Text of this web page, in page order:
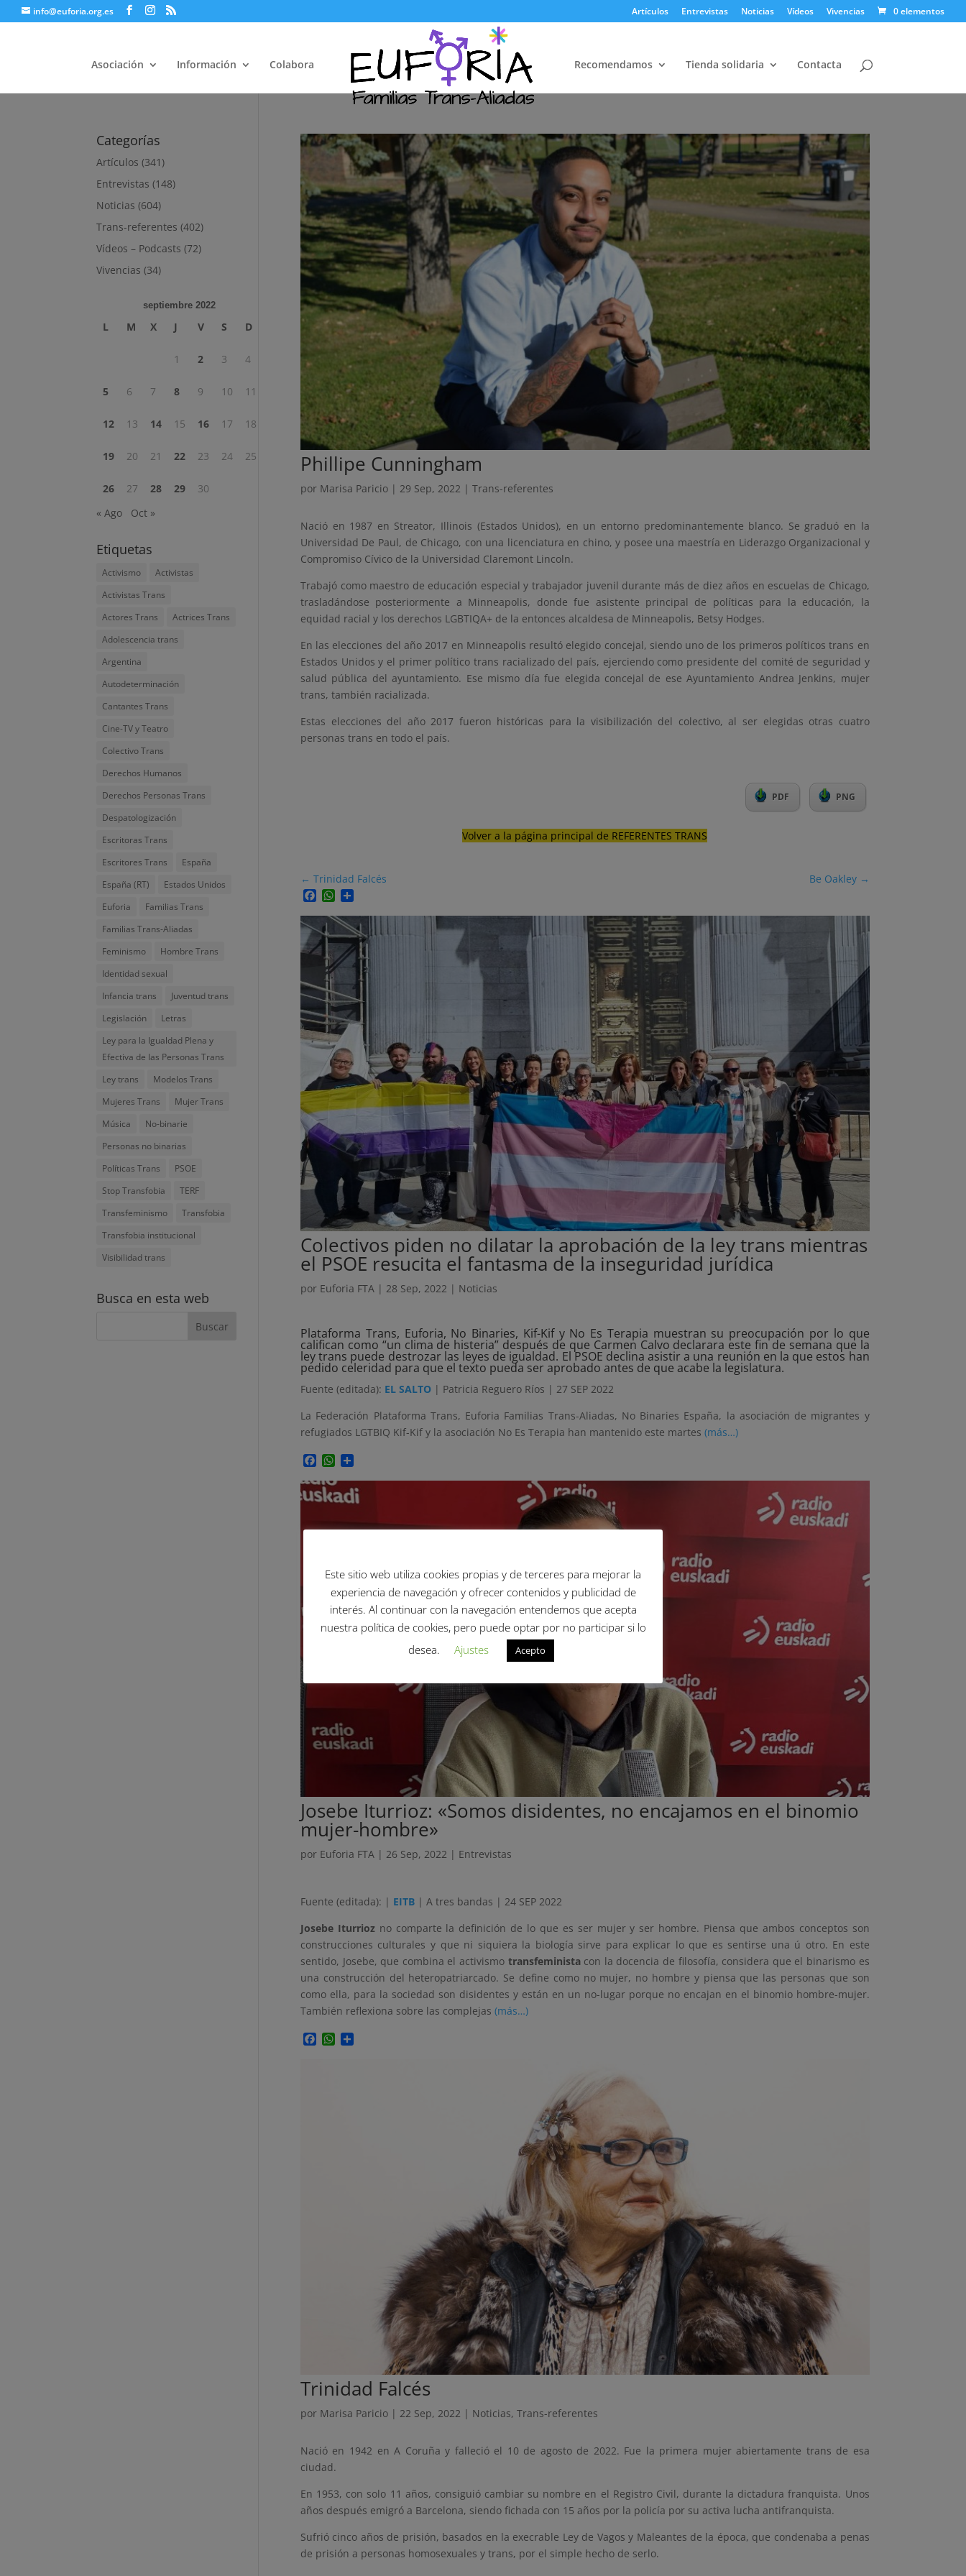
info@euforia.org.es Artículos Entrevistas Noticias Vídeos Vivencias 0 elementos
Asociación Información Colabora Recomendamos Tienda solidaria Contacta
Phillipe Cunningham
por Marisa Paricio| 29 Sep, 2022 | Trans-referentes
Nació en 1987 en Streator, Illinois (Estados Unidos), en un entorno predominantemente blanco. Se graduó en la
Universidad De Paul, de Chicago, con una licenciatura en chino, y posee una maestría en Liderazgo Organizacional y
Compromiso Cívico de la Universidad Claremont Lincoln.
Trabajó como maestro de educación especial y trabajador juvenil durante más de diez años en escuelas de Chicago,
trasladándose posteriormente a Minneapolis, donde fue asistente principal de políticas para la educación, la
equidad racial y los derechos LGBTIQA+ de la entonces alcaldesa de Minneapolis, Betsy Hodges.
En las elecciones del año 2017 en Minneapolis resultó elegido concejal, siendo uno de los primeros políticos trans en
Estados Unidos y el primer político trans racializado del país, ejerciendo como presidente del comité de seguridad y
salud pública del ayuntamiento. Ese mismo día fue elegida concejal de ese Ayuntamiento Andrea Jenkins, mujer
trans, también racializada.
Estas elecciones del año 2017 fueron históricas para la visibilización del colectivo, al ser elegidas otras cuatro
personas trans en todo el país.
PDF PNG
Volver a la página principal de REFERENTES TRANS
← Trinidad Falcés Be Oakley→
Facebook
WhatsApp
Compartir
Colectivos piden no dilatar la aprobación de la ley trans mientras
el PSOE resucita el fantasma de la inseguridad jurídica
por Euforia FTA| 28 Sep, 2022 | Noticias
Plataforma Trans, Euforia, No Binaries, Kif-Kif y No Es Terapia muestran su preocupación por lo que
califican como “un clima de histeria” después de que Carmen Calvo declarara este fin de semana que la
ley trans puede destrozar las leyes de igualdad. El PSOE declina asistir a una reunión en la que estos han
pedido celeridad para que el texto pueda ser aprobado antes de que acabe la legislatura.
Fuente (editada): EL SALTO| Patricia Reguero Ríos | 27 SEP 2022
La Federación Plataforma Trans, Euforia Familias Trans-Aliadas, No Binaries España, la asociación de migrantes y
refugiados LGTBIQ Kif-Kif y la asociación No Es Terapia han mantenido este martes (más…)
Facebook
WhatsApp
Compartir
Josebe Iturrioz: «Somos disidentes, no encajamos en el binomio
mujer-hombre»
por Euforia FTA| 26 Sep, 2022 | Entrevistas
Fuente (editada): | EITB | A tres bandas | 24 SEP 2022
Josebe Iturriozno comparte la definición de lo que es ser mujer y ser hombre. Piensa que ambos conceptos son
construcciones culturales y que ni siquiera la biología sirve para explicar lo que es sentirse una ú otro. En este
sentido, Josebe, que combina el activismo transfeministacon la docencia de filosofía, considera que el binarismo es
una construcción del heteropatriarcado. Se define como no mujer, no hombre y piensa que las personas que son
como ella, para la sociedad son disidentes y están en un no-lugar porque no encajan en el binomio hombre-mujer.
También reflexiona sobre las complejas (más…)
Facebook
WhatsApp
Compartir
Trinidad Falcés
por Marisa Paricio| 22 Sep, 2022 | Noticias, Trans-referentes
Nació en 1942 en A Coruña y falleció el 10 de agosto de 2022. Fue la primera mujer abiertamente trans de esa
ciudad.
En 1953, con solo 11 años, consiguió cambiar su nombre en el Registro Civil, durante la dictadura franquista. Unos
años después emigró a Barcelona, siendo fichada con 15 años por la policía por su activa lucha antifranquista.
Sufrió cinco años de prisión, basados en la execrable Ley de Vagos y Maleantes de la época, que condenaba a penas
de prisión a personas homosexuales y trans, por el simple hecho de serlo.
Categorías
Artículos (341)
Entrevistas (148)
Noticias (604)
Trans-referentes (402)
Vídeos – Podcasts (72)
Vivencias (34)
septiembre 2022
L M X J V S D
1 2 3 4
5 6 7 8 9 10 11
12 13 14 15 16 17 18
19 20 21 22 23 24 25
26 27 28 29
30
« Ago
Oct »
Etiquetas
Activismo
Activistas
Activistas Trans
Actores Trans
Actrices Trans
Adolescencia trans
Argentina
Autodeterminación
Cantantes Trans
Cine-TV y Teatro
Colectivo Trans
Derechos Humanos
Derechos Personas Trans
Despatologización
Escritoras Trans
Escritores Trans
España
España (RT)
Estados Unidos
Euforia
Familias Trans
Familias Trans-Aliadas
Feminismo
Hombre Trans
Identidad sexual
Infancia trans
Juventud trans
Legislación
Letras
Ley para la Igualdad Plena y
Efectiva de las Personas Trans
Ley trans
Modelos Trans
Mujeres Trans
Mujer Trans
Música
No-binarie
Personas no binarias
Políticas Trans
PSOE
Stop Transfobia
TERF
Transfeminismo
Transfobia
Transfobia institucional
Visibilidad trans
Busca en esta web
Este sitio web utiliza cookies propias y de terceres para mejorar la
experiencia de navegación y ofrecer contenidos y publicidad de
interés. Al continuar con la navegación entendemos que acepta
nuestra política de cookies, pero puede optar por no participar si lo
desea.
Ajustes Acepto